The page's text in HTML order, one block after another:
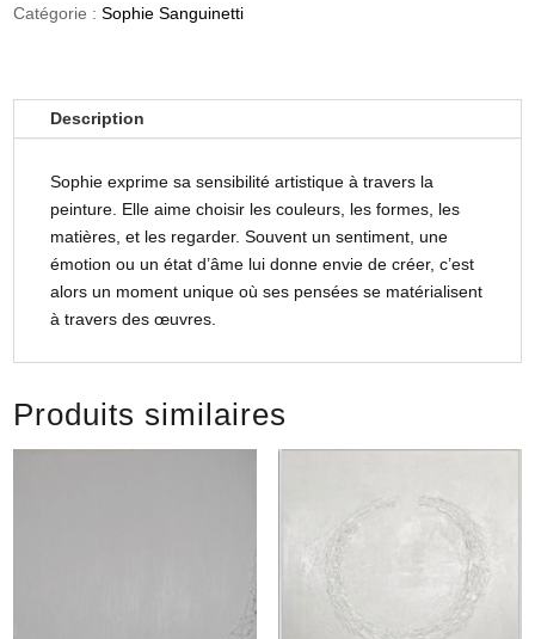
Catégorie :Sophie Sanguinetti
Description
Sophie exprime sa sensibilité artistique à travers la
peinture. Elle aime choisir les couleurs, les formes, les
matières, et les regarder. Souvent un sentiment, une
émotion ou un état d’âme lui donne envie de créer, c’est
alors un moment unique où ses pensées se matérialisent
à travers des œuvres.
Produits similaires